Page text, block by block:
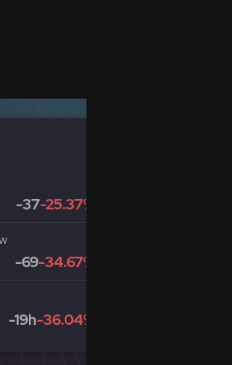
-37-25.37%
-69-34.67%
-19h-36.04%